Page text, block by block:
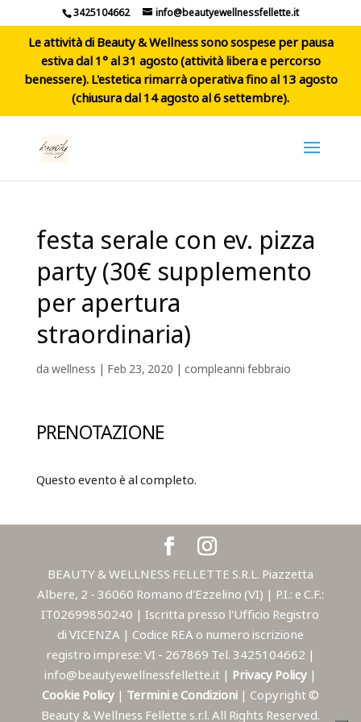
3425104662 info@beautyewellnessfellette.it
Le attività di Beauty & Wellness sono sospese per pausa
estiva dal 1° al 31 agosto (attività libera e percorso
benessere). L'estetica rimarrà operativa fino al 13 agosto
(chiusura dal 14 agosto al 6 settembre).
festa serale con ev. pizza
party (30€ supplemento
per apertura
straordinaria)
dawellness | Feb 23, 2020 | compleanni febbraio
PRENOTAZIONE
Questo evento è al completo.
BEAUTY & WELLNESS FELLETTE S.R.L. Piazzetta
Albere, 2 - 36060 Romano d'Ezzelino (VI) | P.I.: e C.F.:
IT02699850240 | Iscritta presso l'Ufficio Registro
di VICENZA | Codice REA o numero iscrizione
registro imprese: VI - 267869 Tel. 3425104662 |
info@beautyewellnessfellette.it | Privacy Policy |
Cookie Policy | Termini e Condizioni | Copyright ©
Beauty & Wellness Fellette s.r.l. All Rights Reserved.